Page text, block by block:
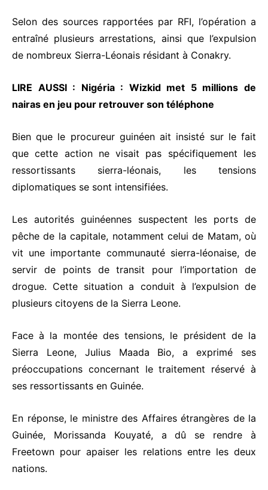
Selon des sources rapportées par RFI, l’opération a
entraîné plusieurs arrestations, ainsi que l’expulsion
de nombreux Sierra-Léonais résidant à Conakry.
LIRE AUSSI : Nigéria : Wizkid met 5 millions de
nairas en jeu pour retrouver son téléphone
Bien que le procureur guinéen ait insisté sur le fait
que cette action ne visait pas spécifiquement les
ressortissants sierra-léonais, les tensions
diplomatiques se sont intensifiées.
Les autorités guinéennes suspectent les ports de
pêche de la capitale, notamment celui de Matam, où
vit une importante communauté sierra-léonaise, de
servir de points de transit pour l’importation de
drogue. Cette situation a conduit à l’expulsion de
plusieurs citoyens de la Sierra Leone.
Face à la montée des tensions, le président de la
Sierra Leone, Julius Maada Bio, a exprimé ses
préoccupations concernant le traitement réservé à
ses ressortissants en Guinée.
En réponse, le ministre des Affaires étrangères de la
Guinée, Morissanda Kouyaté, a dû se rendre à
Freetown pour apaiser les relations entre les deux
nations.